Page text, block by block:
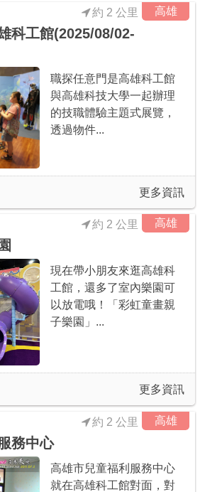
高雄
科工館(2025/08/02-
約 2 公里
職探任意門是高雄科工館
與高雄科技大學一起辦理
的技職體驗主題式展覽，
透過物件...
更多資訊
高雄
約 2 公里
現在帶小朋友來逛高雄科
工館，還多了室內樂園可
以放電哦！「彩虹童畫親
子樂園」...
更多資訊
高雄
務中心
約 2 公里
高雄市兒童福利服務中心
就在高雄科工館對面，對